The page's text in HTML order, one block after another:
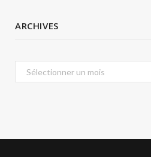
ARCHIVES
Archives